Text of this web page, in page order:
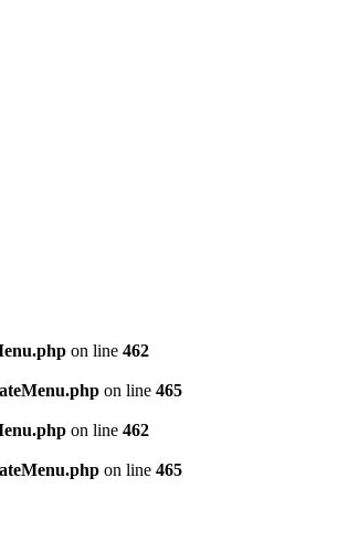
on line 462
on line 465
on line 462
on line 465